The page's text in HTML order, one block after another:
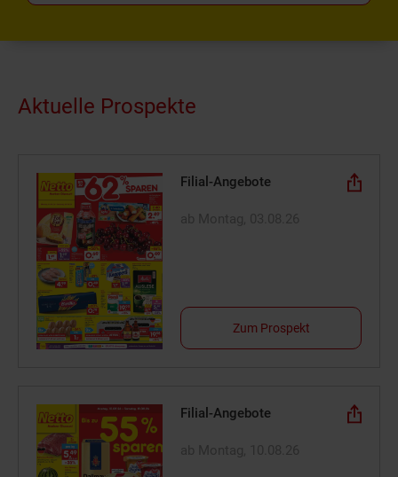
Aktuelle Prospekte
Filial-Angebote
Zum Prospekt
Filial-Angebote